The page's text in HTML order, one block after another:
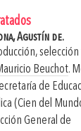
Agustín de.
selección
Beuchot.
de
(Cien del
General de